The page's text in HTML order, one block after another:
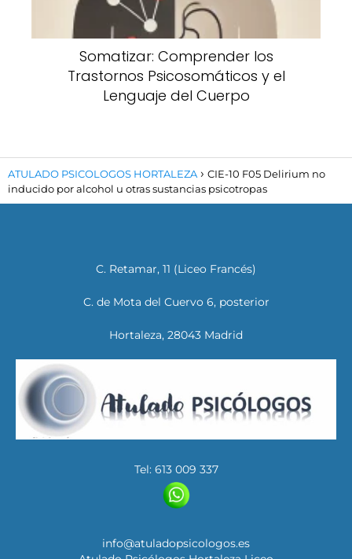
Somatizar: Comprender los
Trastornos Psicosomáticos y el
Lenguaje del Cuerpo
ATULADO PSICOLOGOS HORTALEZA
CIE-10 F05 Delirium no
inducido por alcohol u otras sustancias psicotropas
C. Retamar, 11 (Liceo Francés)
C. de Mota del Cuervo 6, posterior
Hortaleza, 28043 Madrid
Tel: 613 009 337
info@atuladopsicologos.es